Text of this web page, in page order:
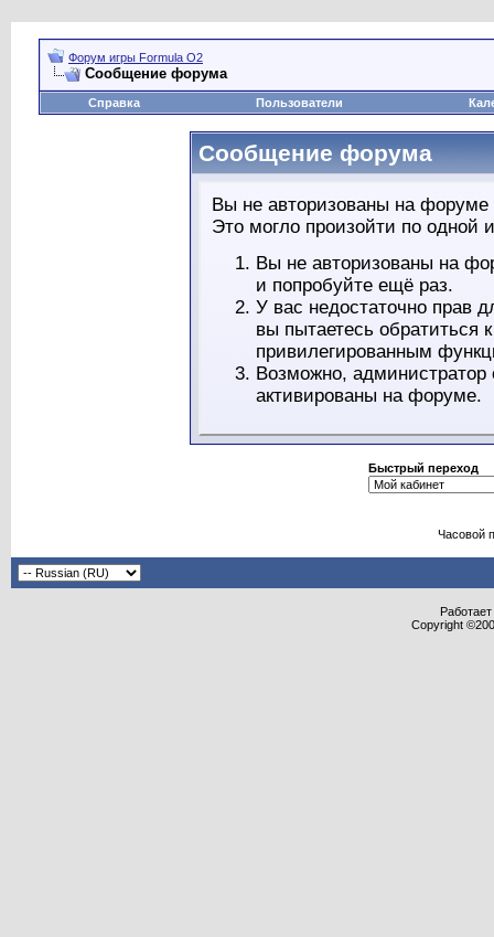
Форум игры Formula O2
Сообщение форума
Справка Пользователи
Сообщение форума
Вы не авторизованы на форуме
Это могло произойти по одной
Вы не авторизованы на
и попробуйте ещё раз.
У вас недостаточно прав
вы пытаетесь обратиться
привилегированным
Возможно,
активированы на форуме.
Быстрый переход
Часовой
Copyright